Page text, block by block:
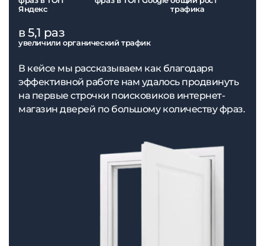
Яндекс
трафика
в 5,1 раз
увеличили органический трафик
В кейсе мы рассказываем как благодаря
эффективной работе нам удалось продвинуть
на первые строчки поисковиков интернет-
магазин дверей по большому количеству фраз.